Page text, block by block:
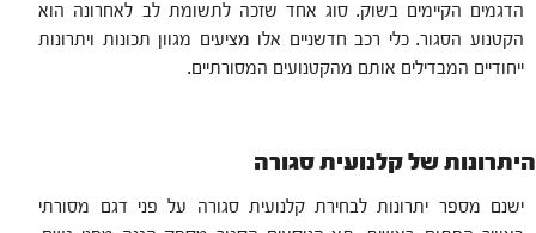
הדגמים הקיימים בשוק. סוג אחד שזכה לתשומת לב לאחרונה הוא
הקטנוע הסגור. כלי רכב חדשניים אלו מציעים מגוון תכונות ויתרונות
ייחודיים המבדילים אותם מהקטנועים המסורתיים.
היתרונות של קלנועית סגורה
ישנם מספר יתרונות לבחירת קלנועית סגורה על פני דגם מסורתי